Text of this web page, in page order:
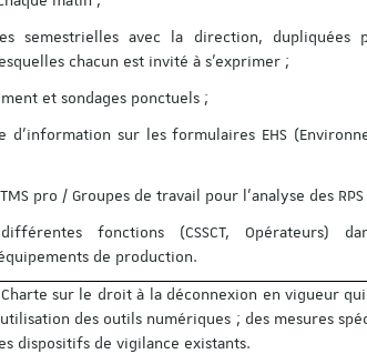
semestrielles avec la direction, dupliquées
chacun est invité à s’exprimer ;
et sondages ponctuels ;
d’information sur les formulaires EHS
pro / Groupes de travail pour l’analyse des RPS
fonctions (CSSCT, Opérateurs)
de production.
sur le droit à la déconnexion en vigueur
des outils numériques ; des mesures
dispositifs de vigilance existants.
Voici le lien
personnes déjà
https://